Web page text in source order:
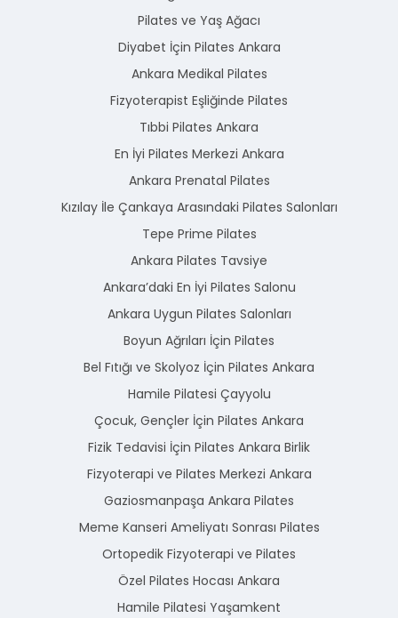
Pilates ve Yaş Ağacı
Diyabet İçin Pilates Ankara
Ankara Medikal Pilates
Fizyoterapist Eşliğinde Pilates
Tıbbi Pilates Ankara
En İyi Pilates Merkezi Ankara
Ankara Prenatal Pilates
Kızılay İle Çankaya Arasındaki Pilates Salonları
Tepe Prime Pilates
Ankara Pilates Tavsiye
Ankara’daki En İyi Pilates Salonu
Ankara Uygun Pilates Salonları
Boyun Ağrıları İçin Pilates
Bel Fıtığı ve Skolyoz İçin Pilates Ankara
Hamile Pilatesi Çayyolu
Çocuk, Gençler İçin Pilates Ankara
Fizik Tedavisi İçin Pilates Ankara Birlik
Fizyoterapi ve Pilates Merkezi Ankara
Gaziosmanpaşa Ankara Pilates
Meme Kanseri Ameliyatı Sonrası Pilates
Ortopedik Fizyoterapi ve Pilates
Özel Pilates Hocası Ankara
Hamile Pilatesi Yaşamkent